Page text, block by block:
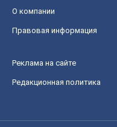
О компании
Правовая информация
Реклама на сайте
Редакционная политика